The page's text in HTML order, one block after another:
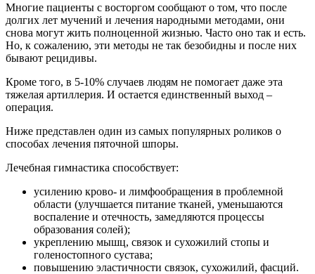
Многие пациенты с восторгом сообщают о том, что после
долгих лет мучений и лечения народными методами, они
снова могут жить полноценной жизнью. Часто оно так и есть.
Но, к сожалению, эти методы не так безобидны и после них
бывают рецидивы.
Кроме того, в 5-10% случаев людям не помогает даже эта
тяжелая артиллерия. И остается единственный выход –
операция.
Ниже представлен один из самых популярных роликов о
способах лечения пяточной шпоры.
Лечебная гимнастика способствует:
усилению крово- и лимфообращения в проблемной
области (улучшается питание тканей, уменьшаются
воспаление и отечность, замедляются процессы
образования солей);
укреплению мышц, связок и сухожилий стопы и
голеностопного сустава;
повышению эластичности связок, сухожилий, фасций.